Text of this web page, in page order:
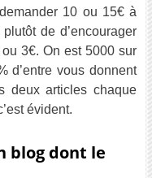
10 ou 15€ à
de d’encourager
3€. On est 5000 sur
d’entre vous donnent
deux articles chaque
évident.
blog dont le